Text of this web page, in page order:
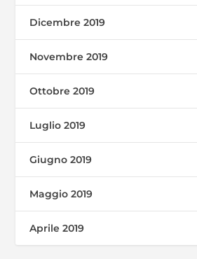
Dicembre 2019
Novembre 2019
Ottobre 2019
Luglio 2019
Giugno 2019
Maggio 2019
Aprile 2019